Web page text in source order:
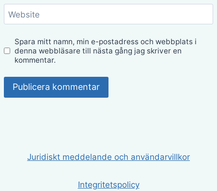
Website
Spara mitt namn, min e-postadress och webbplats i
denna webbläsare till nästa gång jag skriver en
kommentar.
Juridiskt meddelande och användarvillkor
Integritetspolicy